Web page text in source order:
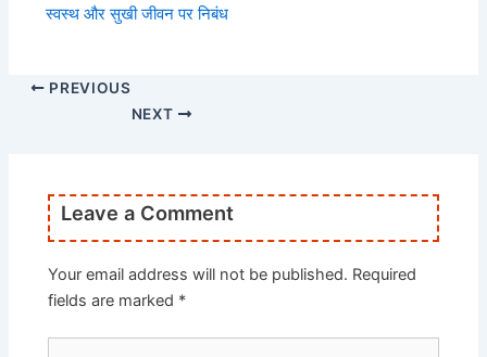
स्वस्थ और सुखी जीवन पर निबंध
PREVIOUS
NEXT
Leave a Comment
Your email address will not be published. Required
fields are marked *